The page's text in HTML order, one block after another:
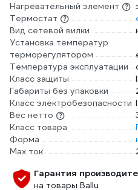
Нагревательный элемент
Термостат
Вид сетевой вилки
Установка температур
терморегулятором
Температура эксплуатации
Класс защиты
Габариты без упаковки
Класс электробезопасности I
Вес нетто
Класс товара
Форма
Max ток
Гарантия
на товары Ballu